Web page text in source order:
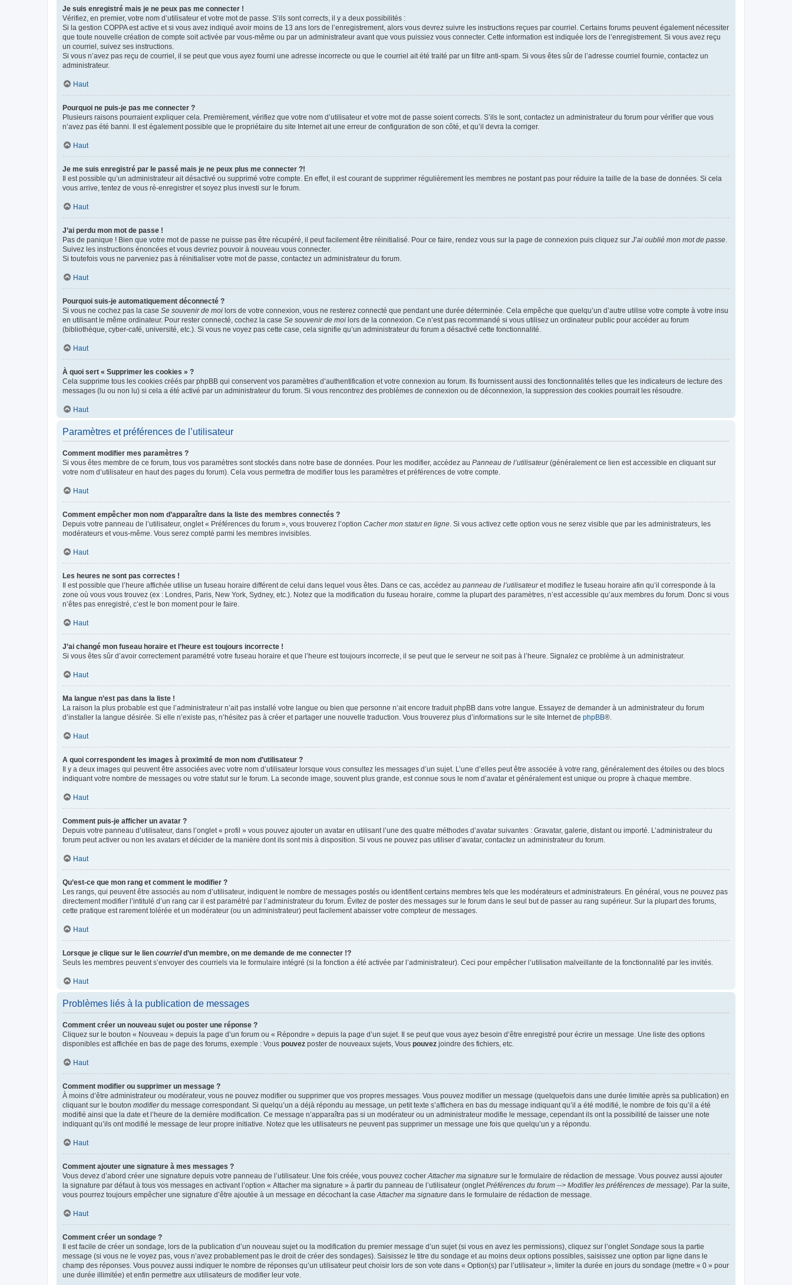
Je suis enregistré mais je ne peux pas me connecter !
Vérifiez, en premier, votre nom d’utilisateur et votre mot de passe. S’ils sont corrects, il y a deux possibilités :
Si la gestion COPPA est active et si vous avez indiqué avoir moins de 13 ans lors de l’enregistrement, alors vous devrez suivre les instructions reçues par courriel. Certains forums peuvent également nécessiter
que toute nouvelle création de compte soit activée par vous-même ou par un administrateur avant que vous puissiez vous connecter. Cette information est indiquée lors de l’enregistrement. Si vous avez reçu
un courriel, suivez ses instructions.
Si vous n’avez pas reçu de courriel, il se peut que vous ayez fourni une adresse incorrecte ou que le courriel ait été traité par un filtre anti-spam. Si vous êtes sûr de l’adresse courriel fournie, contactez un
administrateur.
Haut
Pourquoi ne puis-je pas me connecter ?
Plusieurs raisons pourraient expliquer cela. Premièrement, vérifiez que votre nom d’utilisateur et votre mot de passe soient corrects. S’ils le sont, contactez un administrateur du forum pour vérifier que vous
n’avez pas été banni. Il est également possible que le propriétaire du site Internet ait une erreur de configuration de son côté, et qu’il devra la corriger.
Haut
Je me suis enregistré par le passé mais je ne peux plus me connecter ?!
Il est possible qu’un administrateur ait désactivé ou supprimé votre compte. En effet, il est courant de supprimer régulièrement les membres ne postant pas pour réduire la taille de la base de données. Si cela
vous arrive, tentez de vous ré-enregistrer et soyez plus investi sur le forum.
Haut
J’ai perdu mon mot de passe !
Pas de panique ! Bien que votre mot de passe ne puisse pas être récupéré, il peut facilement être réinitialisé. Pour ce faire, rendez vous sur la page de connexion puis cliquez sur J’ai oublié mon mot de passe.
Suivez les instructions énoncées et vous devriez pouvoir à nouveau vous connecter.
Si toutefois vous ne parveniez pas à réinitialiser votre mot de passe, contactez un administrateur du forum.
Haut
Pourquoi suis-je automatiquement déconnecté ?
Si vous ne cochez pas la case Se souvenir de moi lors de votre connexion, vous ne resterez connecté que pendant une durée déterminée. Cela empêche que quelqu’un d’autre utilise votre compte à votre insu
en utilisant le même ordinateur. Pour rester connecté, cochez la case Se souvenir de moi lors de la connexion. Ce n’est pas recommandé si vous utilisez un ordinateur public pour accéder au forum
(bibliothèque, cyber-café, université, etc.). Si vous ne voyez pas cette case, cela signifie qu’un administrateur du forum a désactivé cette fonctionnalité.
Haut
À quoi sert « Supprimer les cookies » ?
Cela supprime tous les cookies créés par phpBB qui conservent vos paramètres d’authentification et votre connexion au forum. Ils fournissent aussi des fonctionnalités telles que les indicateurs de lecture des
messages (lu ou non lu) si cela a été activé par un administrateur du forum. Si vous rencontrez des problèmes de connexion ou de déconnexion, la suppression des cookies pourrait les résoudre.
Haut
Paramètres et préférences de l’utilisateur
Comment modifier mes paramètres ?
Si vous êtes membre de ce forum, tous vos paramètres sont stockés dans notre base de données. Pour les modifier, accédez au Panneau de l’utilisateur(généralement ce lien est accessible en cliquant sur
votre nom d’utilisateur en haut des pages du forum). Cela vous permettra de modifier tous les paramètres et préférences de votre compte.
Haut
Comment empêcher mon nom d’apparaître dans la liste des membres connectés ?
Depuis votre panneau de l’utilisateur, onglet « Préférences du forum », vous trouverez l’option Cacher mon statut en ligne. Si vous activez cette option vous ne serez visible que par les administrateurs, les
modérateurs et vous-même. Vous serez compté parmi les membres invisibles.
Haut
Les heures ne sont pas correctes !
Il est possible que l’heure affichée utilise un fuseau horaire différent de celui dans lequel vous êtes. Dans ce cas, accédez au panneau de l’utilisateuret modifiez le fuseau horaire afin qu’il corresponde à la
zone où vous vous trouvez (ex : Londres, Paris, New York, Sydney, etc.). Notez que la modification du fuseau horaire, comme la plupart des paramètres, n’est accessible qu’aux membres du forum. Donc si vous
n’êtes pas enregistré, c’est le bon moment pour le faire.
Haut
J’ai changé mon fuseau horaire et l’heure est toujours incorrecte !
Si vous êtes sûr d’avoir correctement paramétré votre fuseau horaire et que l’heure est toujours incorrecte, il se peut que le serveur ne soit pas à l’heure. Signalez ce problème à un administrateur.
Haut
Ma langue n’est pas dans la liste !
La raison la plus probable est que l’administrateur n’ait pas installé votre langue ou bien que personne n’ait encore traduit phpBB dans votre langue. Essayez de demander à un administrateur du forum
d’installer la langue désirée. Si elle n’existe pas, n’hésitez pas à créer et partager une nouvelle traduction. Vous trouverez plus d’informations sur le site Internet de phpBB®.
Haut
A quoi correspondent les images à proximité de mon nom d’utilisateur ?
Il y a deux images qui peuvent être associées avec votre nom d’utilisateur lorsque vous consultez les messages d’un sujet. L’une d’elles peut être associée à votre rang, généralement des étoiles ou des blocs
indiquant votre nombre de messages ou votre statut sur le forum. La seconde image, souvent plus grande, est connue sous le nom d’avatar et généralement est unique ou propre à chaque membre.
Haut
Comment puis-je afficher un avatar ?
Depuis votre panneau d’utilisateur, dans l’onglet « profil » vous pouvez ajouter un avatar en utilisant l’une des quatre méthodes d’avatar suivantes : Gravatar, galerie, distant ou importé. L’administrateur du
forum peut activer ou non les avatars et décider de la manière dont ils sont mis à disposition. Si vous ne pouvez pas utiliser d’avatar, contactez un administrateur du forum.
Haut
Qu’est-ce que mon rang et comment le modifier ?
Les rangs, qui peuvent être associés au nom d’utilisateur, indiquent le nombre de messages postés ou identifient certains membres tels que les modérateurs et administrateurs. En général, vous ne pouvez pas
directement modifier l’intitulé d’un rang car il est paramétré par l’administrateur du forum. Évitez de poster des messages sur le forum dans le seul but de passer au rang supérieur. Sur la plupart des forums,
cette pratique est rarement tolérée et un modérateur (ou un administrateur) peut facilement abaisser votre compteur de messages.
Haut
Lorsque je clique sur le lien courrield’un membre, on me demande de me connecter !?
Seuls les membres peuvent s’envoyer des courriels via le formulaire intégré (si la fonction a été activée par l’administrateur). Ceci pour empêcher l’utilisation malveillante de la fonctionnalité par les invités.
Haut
Problèmes liés à la publication de messages
Comment créer un nouveau sujet ou poster une réponse ?
Cliquez sur le bouton « Nouveau » depuis la page d’un forum ou « Répondre » depuis la page d’un sujet. Il se peut que vous ayez besoin d’être enregistré pour écrire un message. Une liste des options
disponibles est affichée en bas de page des forums, exemple : Vous pouvez poster de nouveaux sujets, Vous pouvez joindre des fichiers, etc.
Haut
Comment modifier ou supprimer un message ?
À moins d’être administrateur ou modérateur, vous ne pouvez modifier ou supprimer que vos propres messages. Vous pouvez modifier un message (quelquefois dans une durée limitée après sa publication) en
cliquant sur le bouton modifierdu message correspondant. Si quelqu’un a déjà répondu au message, un petit texte s’affichera en bas du message indiquant qu’il a été modifié, le nombre de fois qu’il a été
modifié ainsi que la date et l’heure de la dernière modification. Ce message n’apparaîtra pas si un modérateur ou un administrateur modifie le message, cependant ils ont la possibilité de laisser une note
indiquant qu’ils ont modifié le message de leur propre initiative. Notez que les utilisateurs ne peuvent pas supprimer un message une fois que quelqu’un y a répondu.
Haut
Comment ajouter une signature à mes messages ?
Vous devez d’abord créer une signature depuis votre panneau de l’utilisateur. Une fois créée, vous pouvez cocherAttacher ma signature sur le formulaire de rédaction de message. Vous pouvez aussi ajouter
la signature par défaut à tous vos messages en activant l’option « Attacher ma signature » à partir du panneau de l’utilisateur (ongletPréférences du forum --> Modifier les préférences de message). Par la suite,
vous pourrez toujours empêcher une signature d’être ajoutée à un message en décochant la caseAttacher ma signature dans le formulaire de rédaction de message.
Haut
Comment créer un sondage ?
Il est facile de créer un sondage, lors de la publication d’un nouveau sujet ou la modification du premier message d’un sujet (si vous en avez les permissions), cliquez sur l’ongletSondage sous la partie
message (si vous ne le voyez pas, vous n’avez probablement pas le droit de créer des sondages). Saisissez le titre du sondage et au moins deux options possibles, saisissez une option par ligne dans le
champ des réponses. Vous pouvez aussi indiquer le nombre de réponses qu’un utilisateur peut choisir lors de son vote dans « Option(s) par l’utilisateur », limiter la durée en jours du sondage (mettre « 0 » pour
une durée illimitée) et enfin permettre aux utilisateurs de modifier leur vote.